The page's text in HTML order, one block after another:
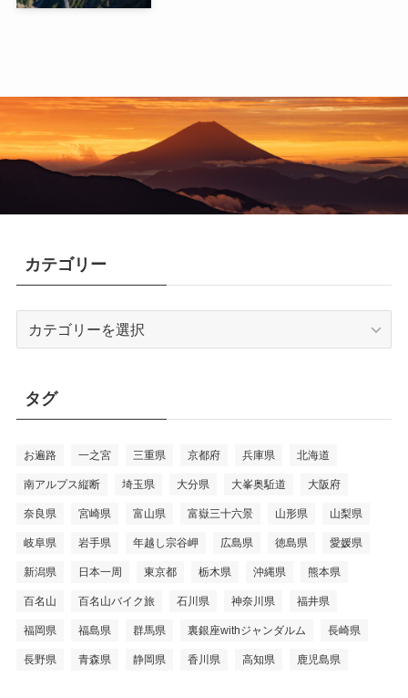
カテゴリー
ー
タグ
お遍路 一之宮 三重県 京都府 兵庫県 北海道
南アルプス縦断 埼玉県 大分県 大峯奥駈道 大阪府
奈良県 宮崎県 富山県 富嶽三十六景 山形県 山梨県
岐阜県 岩手県 年越し宗谷岬 広島県 徳島県 愛媛県
新潟県 日本一周 東京都 栃木県 沖縄県 熊本県
百名山 百名山バイク旅 石川県 神奈川県 福井県
福岡県 福島県 群馬県 裏銀座withジャンダルム 長崎県
長野県 青森県 静岡県 香川県 高知県 鹿児島県